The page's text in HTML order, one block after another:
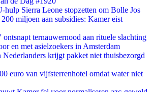
Sierra Leone stopzetten om Bolle Jos
miljoen aan subsidies: Kamer eist
ternauwernood aan rituele slachting
en met asielzoekers in Amsterdam
Nederlanders krijgt pakket niet thuisbezorgd
euro van vijfsterrenhotel omdat water niet